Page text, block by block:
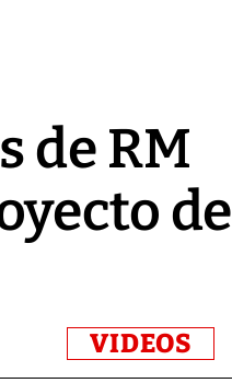
de RM
de
VIDEOS